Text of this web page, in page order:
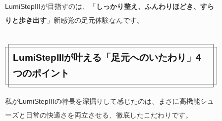
LumiStepIIIが目指すのは、「 しっかり整え、ふんわりほどき、すら
りと歩き出す 」新感覚の足元体験なんです。
LumiStepIIIが叶える「足元へのいたわり」4
つのポイント
私がLumiStepIIIの特長を深掘りして感じたのは、まさに高機能シュ
ーズと日常の快適さを両立させる、徹底したこだわりです。